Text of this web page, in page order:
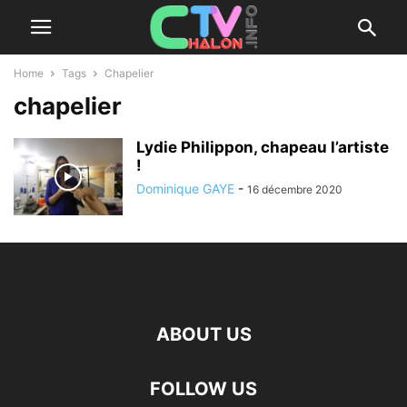
Home Tags Chapelier
chapelier
Lydie Philippon, chapeau l’artiste
!
Dominique GAYE - 16 décembre 2020
ABOUT US
FOLLOW US